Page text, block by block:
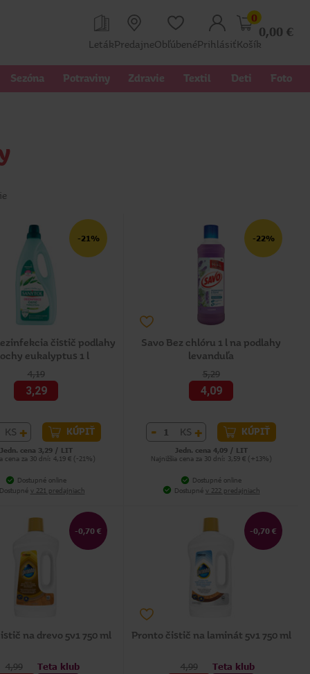
LetákPredajneObľúbenéPrihlásiť
0
0,00 €
Košík
Sezóna Potraviny Zdravie Textil Deti Foto
-21%
čistič podlahy
eukalyptus 1 l
4,19
3,29
KS + KÚPIŤ
Jedn. cena 3,29 / LIT
cena za 30 dní: 4,19 € (-21%)
Dostupné online
Dostupné v 221 predajniach
-22%
Savo Bez chlóru 1 l na podlahy
levanduľa
5,29
4,09
- KS + KÚPIŤ
Jedn. cena 4,09 / LIT
Najnižšia cena za 30 dní: 3,59 € (+13%)
Dostupné online
Dostupné v 222 predajniach
-0,70 €
na drevo 5v1 750 ml
4,99 Teta klub
-0,70 €
Pronto čistič na laminát 5v1 750 ml
4,99 Teta klub